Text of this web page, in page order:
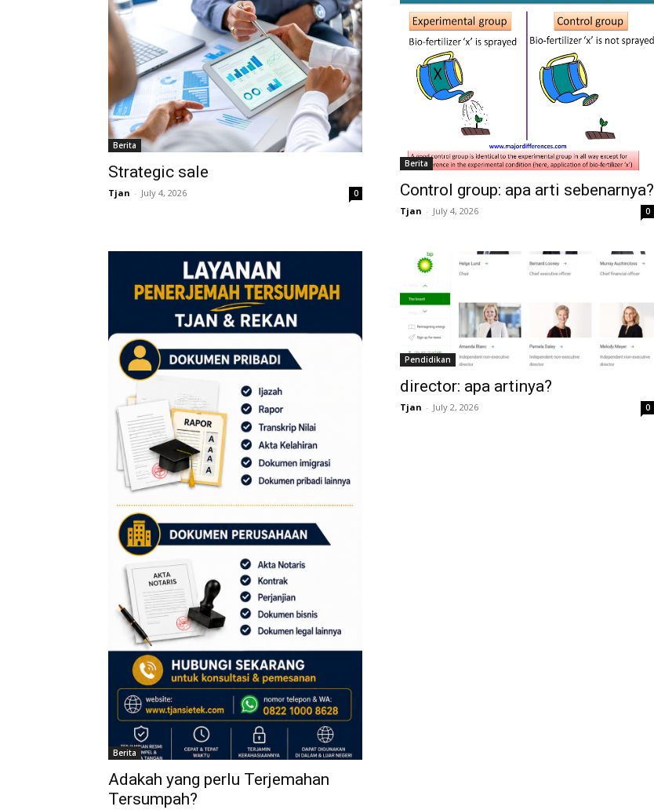
Berita
Strategic sale
Tjan - July 4, 2026 0
Berita
Control group: apa arti sebenarnya?
Tjan - July 4, 2026 0
Berita
Adakah yang perlu Terjemahan
Tersumpah?
Pendidikan
director: apa artinya?
Tjan - July 2, 2026 0